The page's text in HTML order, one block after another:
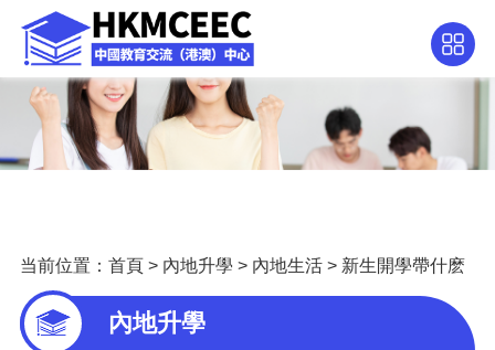
当前位置： 首頁> 內地升學 > 內地生活> 新生開學帶什麽
內地升學